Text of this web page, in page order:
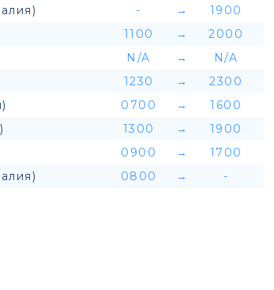
- →
1900
1100 →
2000
N/A →
N/A
1230 →
2300
0700 →
1600
1300 →
1900
0900 →
1700
0800 → -